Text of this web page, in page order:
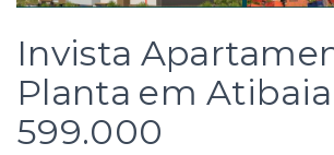
Invista
Planta em
599.000